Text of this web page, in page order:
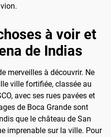
à voir et
de Indias
merveilles à découvrir. Ne
ville fortifiée, classée au
avec ses rues pavées et
de Boca Grande sont
que le château de San
imprenable sur la ville. Pour